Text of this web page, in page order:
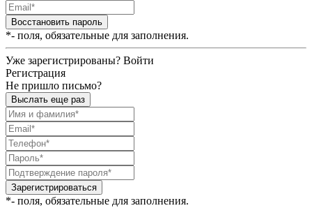
Восстановить пароль
*- поля, обязательные для заполнения.
Уже зарегистрированы? Войти
Регистрация
Не пришло письмо?
Выслать еще раз
Зарегистрироваться
*- поля, обязательные для заполнения.